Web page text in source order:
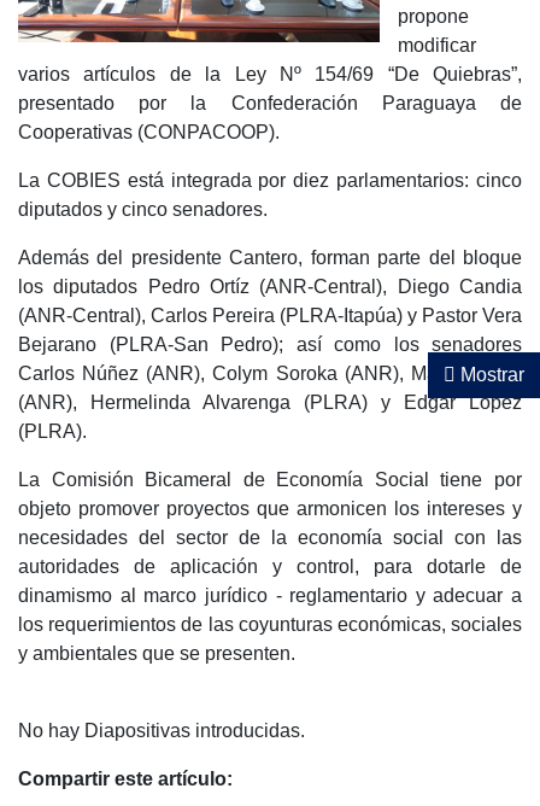
Mostrar
propone
modificar
varios artículos de la Ley Nº 154/69 “De Quiebras”,
presentado por la Confederación Paraguaya de
Cooperativas (CONPACOOP).
La COBIES está integrada por diez parlamentarios: cinco
diputados y cinco senadores.
Además del presidente Cantero, forman parte del bloque
los diputados Pedro Ortíz (ANR-Central), Diego Candia
(ANR-Central), Carlos Pereira (PLRA-Itapúa) y Pastor Vera
Bejarano (PLRA-San Pedro); así como los senadores
Carlos Núñez (ANR), Colym Soroka (ANR), Mario Varela
(ANR), Hermelinda Alvarenga (PLRA) y Edgar López
(PLRA).
La Comisión Bicameral de Economía Social tiene por
objeto promover proyectos que armonicen los intereses y
necesidades del sector de la economía social con las
autoridades de aplicación y control, para dotarle de
dinamismo al marco jurídico - reglamentario y adecuar a
los requerimientos de las coyunturas económicas, sociales
y ambientales que se presenten.
No hay Diapositivas introducidas.
Compartir este artículo: